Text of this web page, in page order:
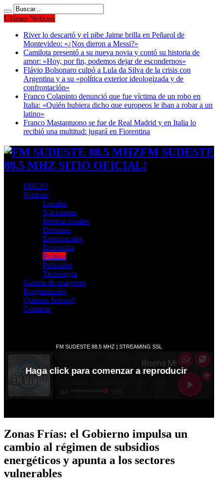
Ultimas Noticias
River lo descartó y el pibe Jaime brilla en Peñarol de
Montevideo: «¿Nos dieron a Messi?»
Camilota presentó a su nueva novia y contó su historia de
amor: «Hoy, por fin, podemos dejar de escondernos»
Flávio Bolsonaro culpó a Lula da Silva de la crisis con
Argentina y a su «política exterior ideologizada y de
confrontación»
Franco Colapinto denunció que fue víctima de un robo en
Italia: «Quién hubiera dicho que europeos le iban a robar a un
latino»
Franco Mastantuono se fue de Real Madrid y en Italia lo
recibió una multitud: jugará en Fiorentina
FM SUDESTE
88.5 MHZ SITIO OFICIAL!
INICIO
Noticias
Locales
Nacionales
Internacionales
Deportes
Espectaculos
Economia
Politica
Policiales
Tecnologia
Galería de imágenes
Programación
Quienes Somos?
Contacto
Zonas Frías: el Gobierno impulsa un
cambio al régimen de subsidios
energéticos y apunta a los sectores
vulnerables